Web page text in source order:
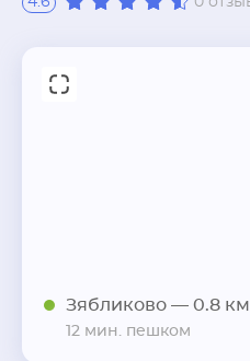
Зябликово — 0.8 км
12 мин. пешком